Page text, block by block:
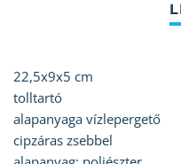
22,5x9x5 cm
tolltartó
alapanyaga vízlepergető
cipzáras zsebbel